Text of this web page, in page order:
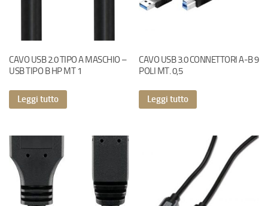
CAVO USB 2.0 TIPO A MASCHIO –
USB TIPO B HP MT 1
Leggi tutto
CAVO USB 3.0 CONNETTORI A-B 9
POLI MT. 0,5
Leggi tutto